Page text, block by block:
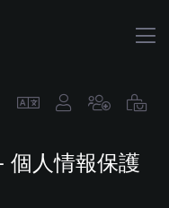
個人情報保護